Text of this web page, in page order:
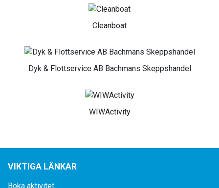
Cleanboat
Dyk & Flottservice AB Bachmans Skeppshandel
WIWActivity
VIKTIGA LÄNKAR
Boka aktivitet